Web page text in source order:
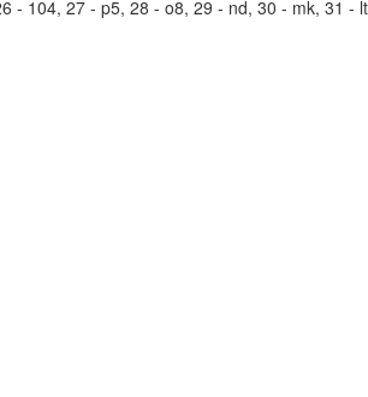
- 104, 27 - p5, 28 - o8, 29 - nd, 30 - mk, 31 -